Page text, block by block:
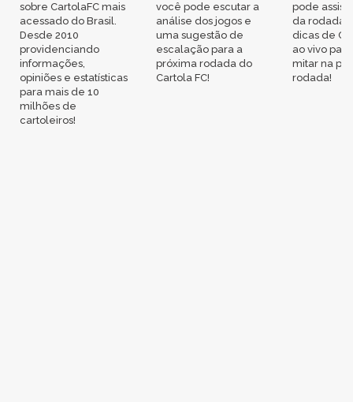
sobre CartolaFC mais
acessado do Brasil.
Desde 2010
providenciando
informações,
opiniões e estatísticas
para mais de 10
milhões de
cartoleiros!
você pode escutar a
análise dos jogos e
uma sugestão de
escalação para a
próxima rodada do
Cartola FC!
pode
da rodada,
dicas de
ao vivo
mitar na
rodada!